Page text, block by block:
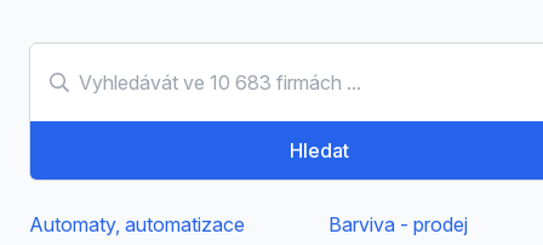
Hledat
Automaty, automatizace Barviva - prodej